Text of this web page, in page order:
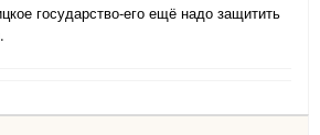
государство-его ещё надо защитить